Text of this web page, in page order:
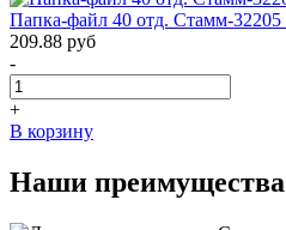
Папка-файл 40 отд. Стамм-32205
209.88 руб
-
+
В корзину
Наши преимущества